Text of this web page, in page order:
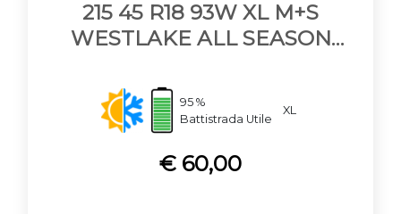
215 45 R18 93W XL M+S
WESTLAKE ALL SEASON
95 %
Battistrada Utile
XL
€ 60,00